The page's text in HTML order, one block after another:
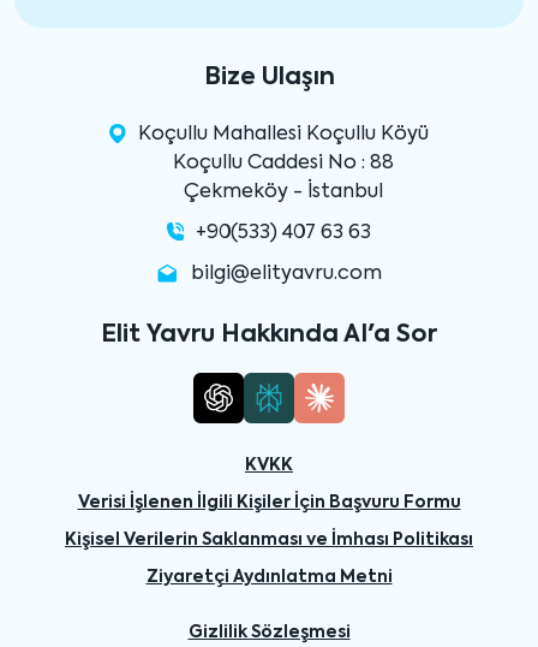
Bize Ulaşın
Koçullu Mahallesi Koçullu Köyü
Koçullu Caddesi No : 88
Çekmeköy - İstanbul
+90(533) 407 63 63
bilgi@elityavru.com
Elit Yavru Hakkında AI'a Sor
KVKK
Verisi İşlenen İlgili Kişiler İçin Başvuru Formu
Kişisel Verilerin Saklanması ve İmhası Politikası
Ziyaretçi Aydınlatma Metni
Gizlilik Sözleşmesi